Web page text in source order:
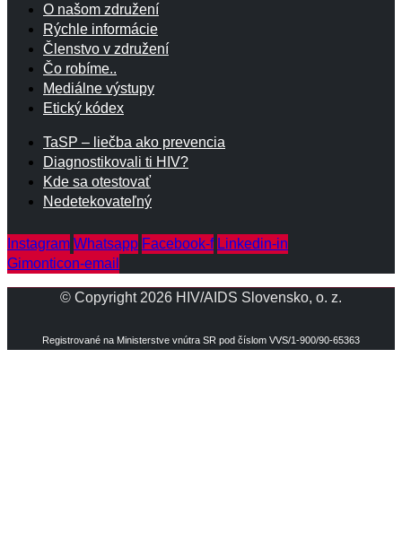
O našom združení
Rýchle informácie
Členstvo v združení
Čo robíme..
Mediálne výstupy
Etický kódex
TaSP – liečba ako prevencia
Diagnostikovali ti HIV?
Kde sa otestovať
Nedetekovateľný
Instagram Whatsapp Facebook-f Linkedin-in
Gimonticon-email
© Copyright 2026 HIV/AIDS Slovensko, o. z.
Registrované na Ministerstve vnútra SR pod číslom VVS/1-900/90-65363